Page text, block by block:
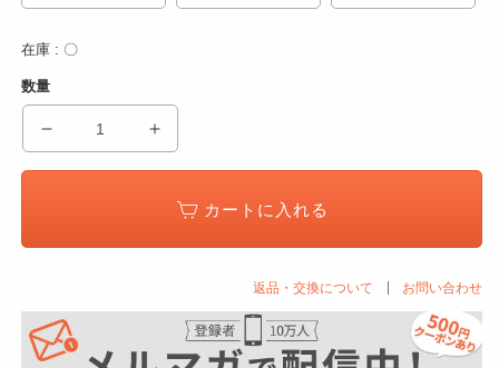
在庫 : 〇
数量
れ
く
や
す
疲
れ
く
す
カートに入れる
お問い合わせ
返品・交換について